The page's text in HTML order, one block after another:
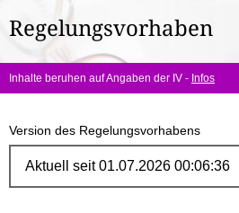
hier:
Regelungsvorhaben
Inhalte beruhen auf Angaben der IV - Infos
Version des Regelungsvorhabens